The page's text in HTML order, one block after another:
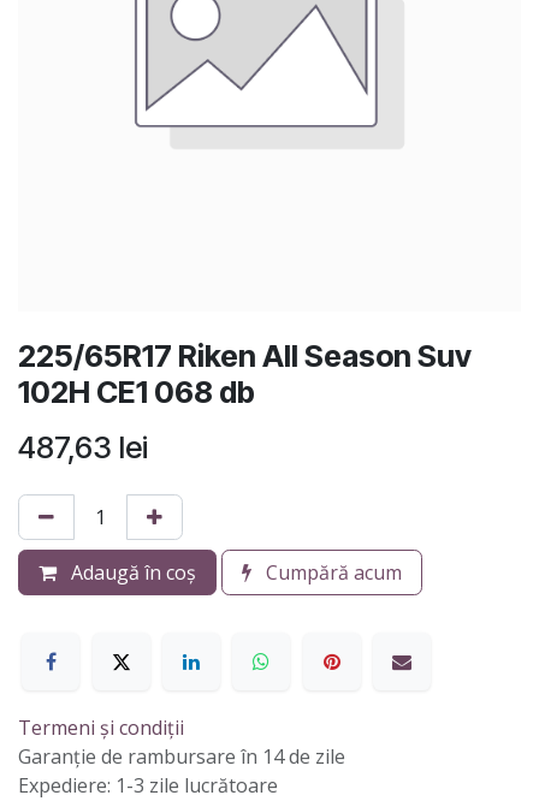
225/65R17 Riken All Season Suv
102H CE1 068 db
487,63 lei
Adaugă în coș Cumpără acum
Termeni și condiții
Garanție de rambursare în 14 de zile
Expediere: 1-3 zile lucrătoare